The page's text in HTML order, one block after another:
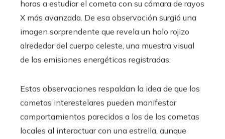
horas a estudiar el cometa con su cámara de rayos
X más avanzada. De esa observación surgió una
imagen sorprendente que revela un halo rojizo
alrededor del cuerpo celeste, una muestra visual
de las emisiones energéticas registradas.
Estas observaciones respaldan la idea de que los
cometas interestelares pueden manifestar
comportamientos parecidos a los de los cometas
locales al interactuar con una estrella, aunque